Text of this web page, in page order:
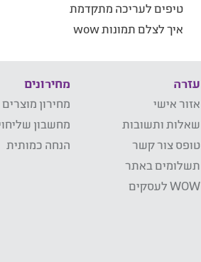
טיפים לעריכה מתקדמת
איך לצלם תמונות wow
עזרה
אזור אישי
שאלות ותשובות
טופס צור קשר
תשלומים באתר
WOW לעסקים
מחירונים
מחירון מוצרים
מחשבון
הנחה כמותית